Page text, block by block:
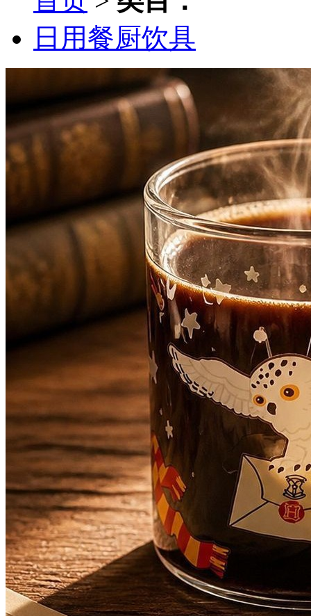
日用餐厨饮具